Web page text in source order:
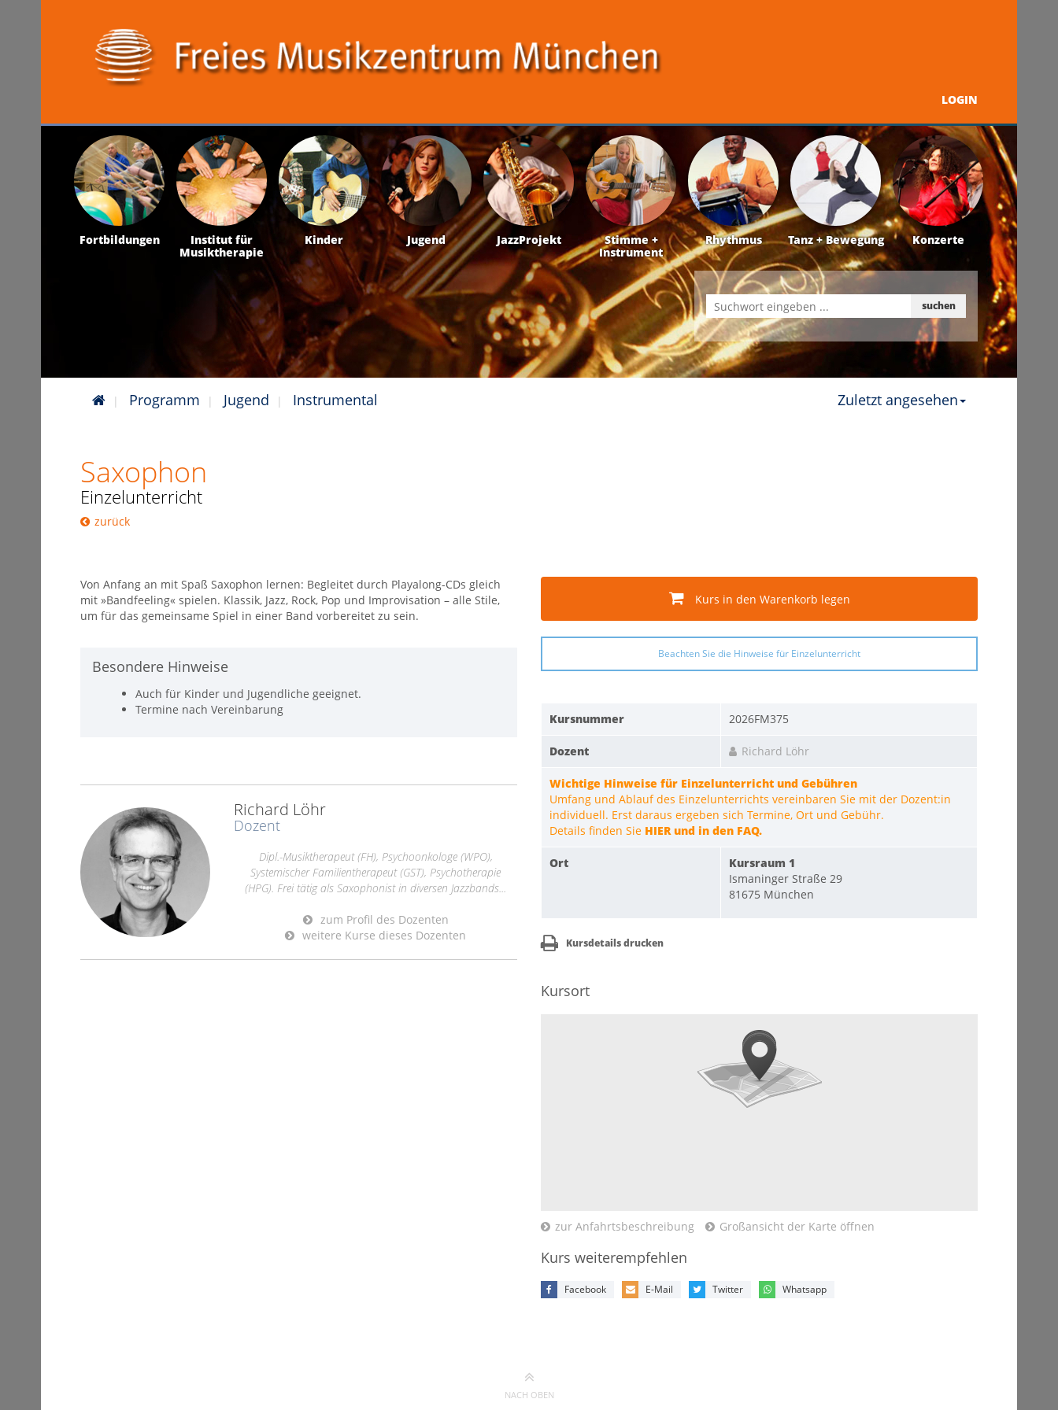
LOGIN
Programm Über uns Kontakt + Service
Fortbildungen
Institut für
Musiktherapie
Kinder Jugend JazzProjekt
Stimme +
Instrument
Rhythmus Tanz + Bewegung Konzerte
suchen
Programm Jugend Instrumental Zuletzt angesehen
Saxophon
Einzelunterricht
zurück
Kurs in den Warenkorb legen
Beachten Sie die Hinweise für Einzelunterricht
Kursnummer 2026FM375
Dozent Richard Löhr
Wichtige Hinweise für Einzelunterricht und Gebühren
Umfang und Ablauf des Einzelunterrichts vereinbaren Sie mit der Dozent:in
individuell. Erst daraus ergeben sich Termine, Ort und Gebühr.
Details finden Sie HIER und in den FAQ.
Ort
Kursraum 1
Ismaninger Straße 29
81675 München
Kursdetails drucken
Kursort
zur Anfahrtsbeschreibung Großansicht der Karte öffnen
Kurs weiterempfehlen
Facebook E-Mail Twitter Whatsapp
Von Anfang an mit Spaß Saxophon lernen: Begleitet durch Playalong-CDs gleich
mit »Bandfeeling« spielen. Klassik, Jazz, Rock, Pop und Improvisation – alle Stile,
um für das gemeinsame Spiel in einer Band vorbereitet zu sein.
Besondere Hinweise
Auch für Kinder und Jugendliche geeignet.
Termine nach Vereinbarung
Richard Löhr
Dozent
Dipl.-Musiktherapeut (FH), Psychoonkologe (WPO),
Systemischer Familientherapeut (GST), Psychotherapie
(HPG). Frei tätig als Saxophonist in diversen Jazzbands...
zum Profil des Dozenten
weitere Kurse dieses Dozenten
NACH OBEN